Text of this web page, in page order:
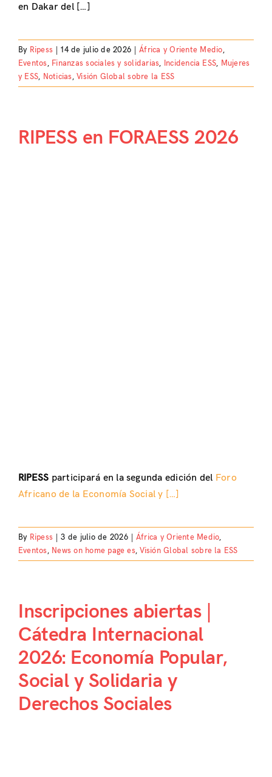
en Dakar del […]
By Ripess 14 de julio de 2026 África y Oriente Medio,
Eventos, Finanzas sociales y solidarias, Incidencia ESS, Mujeres
y ESS, Noticias,Visión Global sobre la ESS
RIPESS en FORAESS 2026
RIPESS participará en la segunda edición del Foro
Africano de la Economía Social y […]
By Ripess 3 de julio de 2026 África y Oriente Medio,
Eventos, News on home page es,Visión Global sobre la ESS
Inscripciones abiertas |
Cátedra Internacional
2026: Economía Popular,
Social y Solidaria y
Derechos Sociales